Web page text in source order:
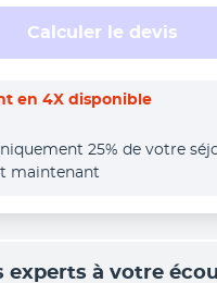
Calculer le devis
en 4X disponible
25% de votre
maintenant
experts à votre